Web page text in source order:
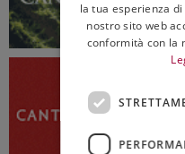
la tua esperienza
nostro sito web
conformità con la